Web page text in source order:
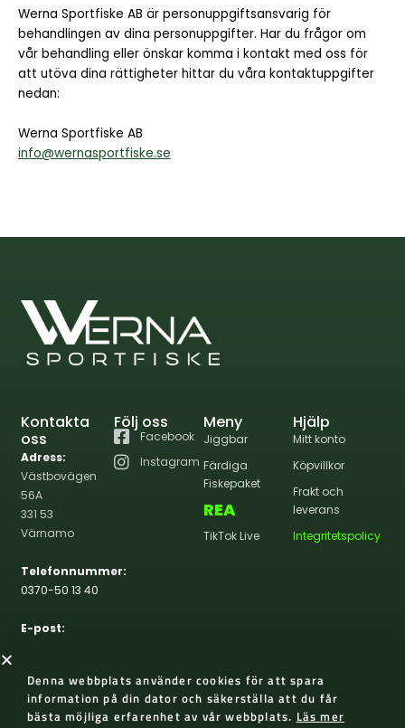
Werna Sportfiske AB är personuppgiftsansvarig för
behandlingen av dina personuppgifter. Har du frågor om
vår behandling eller önskar komma i kontakt med oss för
att utöva dina rättigheter hittar du våra kontaktuppgifter
nedan:
Werna Sportfiske AB
info@wernasportfiske.se
Kontakta
oss
Adress:
Västbovägen
56A
331 53
Värnamo
Telefonnummer:
0370-50 13 40
E-post:
Följ oss
Facebook
Instagram
Meny
Jiggbar
Färdiga
Fiskepaket
REA
TikTok Live
Hjälp
Mitt konto
Köpvillkor
Frakt och
leverans
Integritetspolicy
Denna webbplats använder cookies för att spara
information på din dator och säkerställa att du får
bästa möjliga erfarenhet av vår webbplats. Läs mer